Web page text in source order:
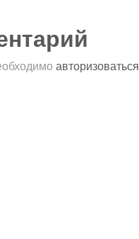
авторизоваться